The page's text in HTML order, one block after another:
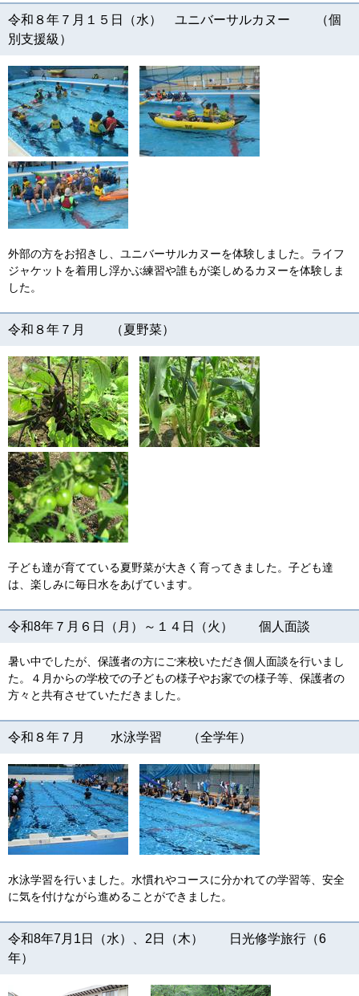
令和８年７月１５日（水） ユニバーサルカヌー （個
別支援級）
外部の方をお招きし、ユニバーサルカヌーを体験しました。ライフ
ジャケットを着用し浮かぶ練習や誰もが楽しめるカヌーを体験しま
した。
令和８年７月 （夏野菜）
子ども達が育てている夏野菜が大きく育ってきました。子ども達
は、楽しみに毎日水をあげています。
令和8年７月６日（月）～１４日（火） 個人面談
暑い中でしたが、保護者の方にご来校いただき個人面談を行いまし
た。４月からの学校での子どもの様子やお家での様子等、保護者の
方々と共有させていただきました。
令和８年７月 水泳学習 （全学年）
水泳学習を行いました。水慣れやコースに分かれての学習等、安全
に気を付けながら進めることができました。
令和8年7月1日（水）、2日（木） 日光修学旅行（6
年）